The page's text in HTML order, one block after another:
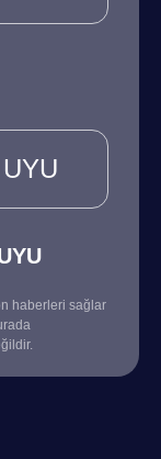
UYU
haberleri sağlar